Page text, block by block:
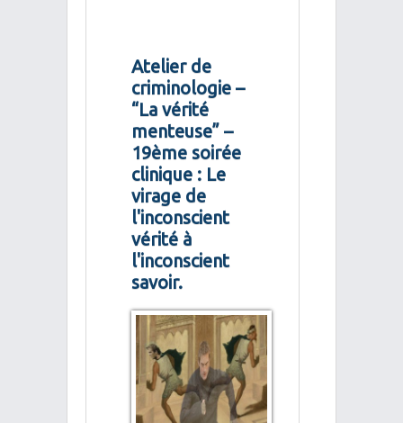
Atelier de
criminologie –
“La vérité
menteuse” –
19ème soirée
clinique : Le
virage de
l'inconscient
vérité à
l'inconscient
savoir.